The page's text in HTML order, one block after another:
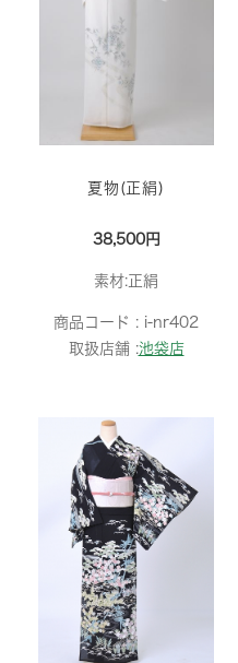
夏物(正絹)
38,500円
素材:正絹
商品コード : i-nr402
取扱店舗 :池袋店